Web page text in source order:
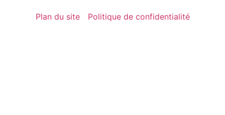
Plan du site Politique de confidentialité